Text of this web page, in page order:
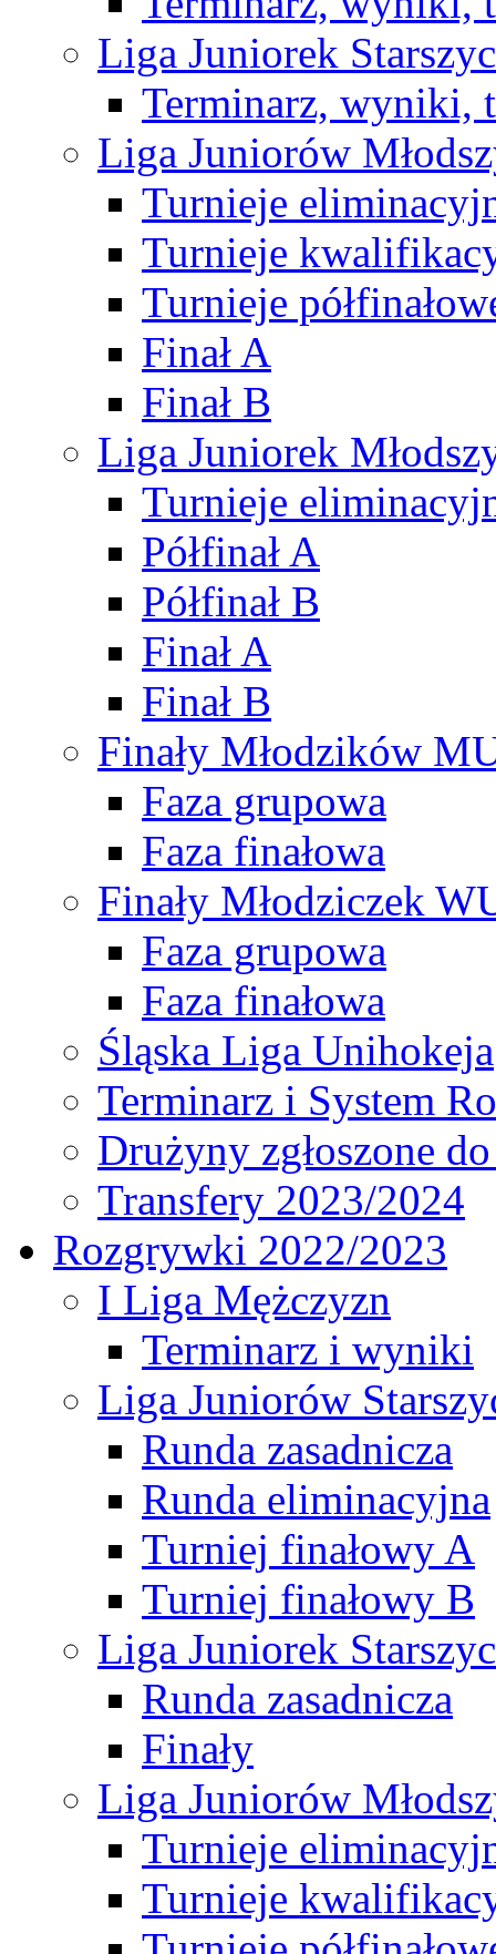
Liga Juniorek
Terminarz, wyniki,
Liga Juniorów
Turnieje
Turnieje
Turnieje
Finał A
Finał B
Liga Juniorek
Turnieje
Półfinał A
Półfinał B
Finał A
Finał B
Finały Młodzików
Faza grupowa
Faza finałowa
Finały Młodziczek
Faza grupowa
Faza finałowa
Śląska Liga Unihokeja
Terminarz i System
Drużyny zgłoszone
Transfery 2023/2024
Rozgrywki 2022/2023
I Liga Mężczyzn
Terminarz i wyniki
Liga Juniorów
Runda zasadnicza
Runda eliminacyjna
Turniej finałowy A
Turniej finałowy B
Liga Juniorek
Runda zasadnicza
Finały
Liga Juniorów
Turnieje
Turnieje